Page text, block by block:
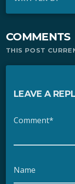
COMMENTS
THIS POST
LEAVE A
Comment*
Name